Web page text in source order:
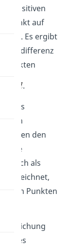
positiven
Punkt auf
. Es ergibt
Punkten
.
als
den
auch als
bezeichnet,
Punkten
Gleichung